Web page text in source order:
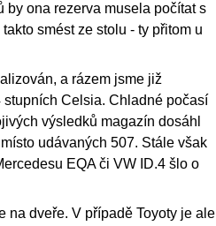
by ona rezerva musela počítat s
smést ze stolu - ty přitom u
a rázem jsme již
Celsia. Chladné počasí
výsledků magazín dosáhl
udávaných 507. Stále však
EQA či VW ID.4 šlo o
na dveře. V případě Toyoty je ale